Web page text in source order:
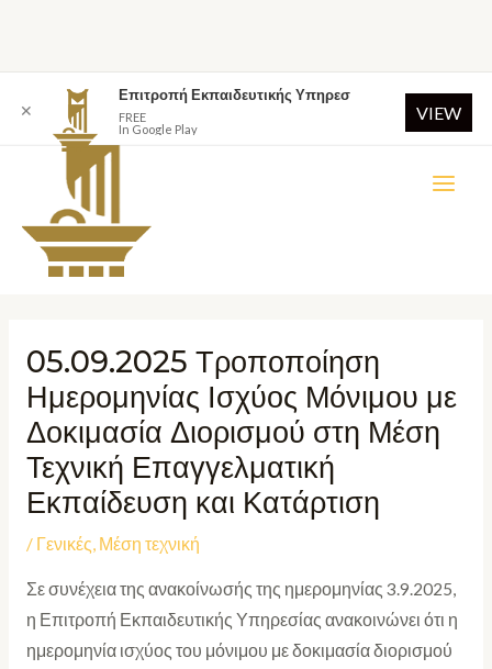
05.09.2025 Τροποποίηση
Ημερομηνίας Ισχύος Μόνιμου με
Δοκιμασία Διορισμού στη Μέση
Τεχνική Επαγγελματική
Εκπαίδευση και Κατάρτιση
/ Γενικές, Μέση τεχνική
Σε συνέχεια της ανακοίνωσής της ημερομηνίας 3.9.2025,
η Επιτροπή Εκπαιδευτικής Υπηρεσίας ανακοινώνει ότι η
ημερομηνία ισχύος του μόνιμου με δοκιμασία διορισμού
✕
Επιτροπή Εκπαιδευτικής Υπηρεσ
FREE
In Google Play
VIEW